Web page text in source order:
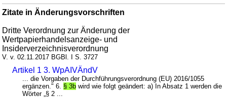
Zitate in Änderungsvorschriften
Dritte Verordnung zur Änderung der
Wertpapierhandelsanzeige- und
Insiderverzeichnisverordnung
V. v. 02.11.2017 BGBl. I S. 3727
Artikel 1 3. WpAIVÄndV
... die Vorgaben der Durchführungsverordnung (EU) 2016/1055
ergänzen." 6. § 3b wird wie folgt geändert: a) In Absatz 1 werden die
Wörter „§ 2 ...